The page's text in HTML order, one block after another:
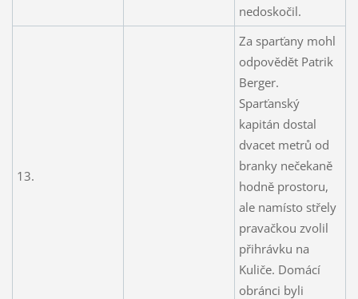
nedoskočil.
13.
Za sparťany mohl
odpovědět Patrik
Berger.
Sparťanský
kapitán dostal
dvacet metrů od
branky nečekaně
hodně prostoru,
ale namísto střely
pravačkou zvolil
přihrávku na
Kuliče. Domácí
obránci byli